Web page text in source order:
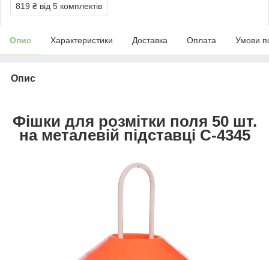
819 ₴ від 5 комплектів
Опис Характеристики Доставка Оплата Умови
Опис
Фішки для розмітки поля 50 шт.
на металевій підставці С-4345